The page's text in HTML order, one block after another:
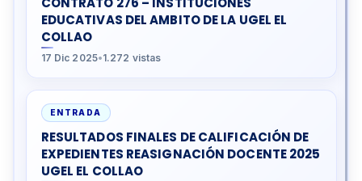
EDUCATIVAS DEL AMBITO DE LA UGEL EL
COLLAO
17 Dic 2025•1.272 vistas
ENTRADA
RESULTADOS FINALES DE CALIFICACIÓN DE
EXPEDIENTES REASIGNACIÓN DOCENTE 2025
UGEL EL COLLAO